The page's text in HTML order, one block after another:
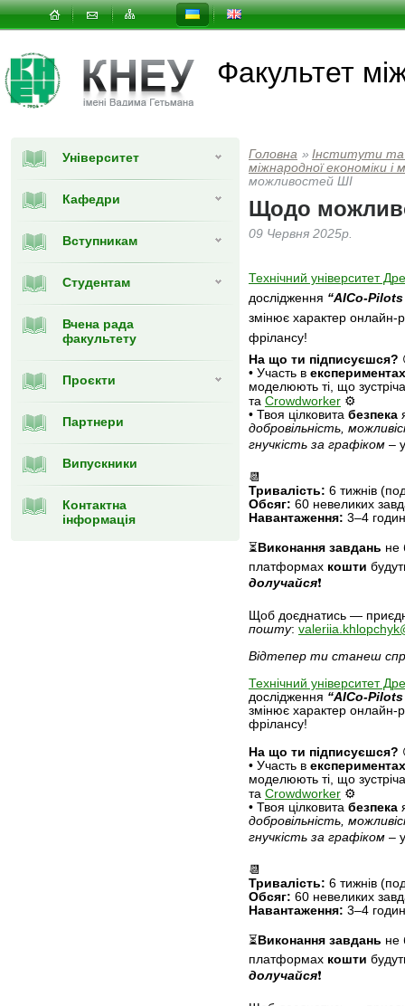
Факультет
Університет
Кафедри
Вступникам
Студентам
Вчена рада
факультету
Проєкти
Партнери
Випускники
Контактна
інформація
Головна » Інститути
мiжнародної економiки i
можливостей ШІ
Щодо
09 Червня 2025р.
Технічний університет
дослідження “AICo-
змінює характер онлайн-
фрілансу!
На що ти підписуєшся?
• Участь в
моделюють ті, що
та Crowdworker ⚙
• Твоя цілковита безпека
добровільність,
гнучкість за графіком –
📆
Тривалість: 6 тижнів
Обсяг: 60 невеликих
Навантаження: 3–4
⏳ Виконання завдань не
платформах кошти
долучайся❗️
Щоб доєднатись —
пошту:
Відтепер ти станеш
Технічний університет
дослідження “AICo-
змінює характер онлайн-
фрілансу!
На що ти підписуєшся?
• Участь в
моделюють ті, що
та Crowdworker ⚙
• Твоя цілковита безпека
добровільність,
гнучкість за графіком –
📆
Тривалість: 6 тижнів
Обсяг: 60 невеликих
Навантаження: 3–4
⏳ Виконання завдань не
платформах кошти
долучайся❗️